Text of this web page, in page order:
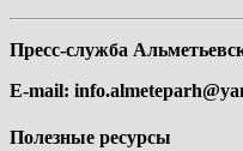
Пресс-служба
E-mail:
Полезные ресурсы